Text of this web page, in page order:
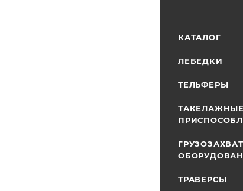
КАТАЛОГ
ЛЕБЕДКИ
ТЕЛЬФЕРЫ
ТАКЕЛАЖНЫЕ
ТРАВЕРСЫ